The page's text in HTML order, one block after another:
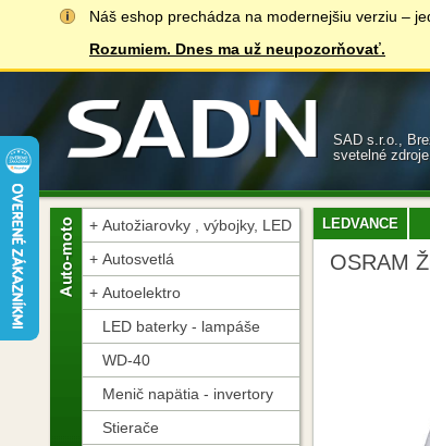
Náš eshop prechádza na modernejšiu verziu –
Rozumiem. Dnes ma už neupozorňovať.
SAD s.r.o.,
svetelné
Autožiarovky , výbojky, LED
Autosvetlá
Autoelektro
LED baterky - lampáše
WD-40
Menič napätia - invertory
Stierače
LEDVANCE
OSRAM